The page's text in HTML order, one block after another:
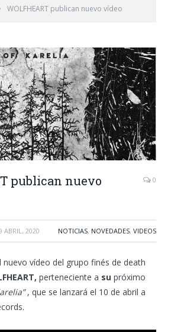
WOLFHEART publican nuevo vídeo
publican nuevo
0
ABRIL, 2020 NOTICIAS, NOVEDADES, VIDEOS
nuevo vídeo del grupo finés de death
perteneciente a su próximo
, que se lanzará el 10 de abril a